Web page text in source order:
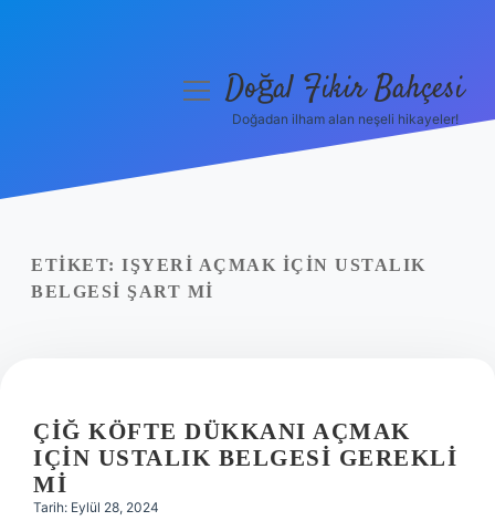
Yasal Uyarı
menüyüDoğal Fikir Bahçesi
Doğadan ilham alan neşeli hikayeler!
ETIKET: IŞYERI AÇMAK IÇIN USTALIK
BELGESI ŞART MI
ÇIĞ KÖFTE DÜKKANI AÇMAK
IÇIN USTALIK BELGESI GEREKLI
MI
Tarih: Eylül 28, 2024